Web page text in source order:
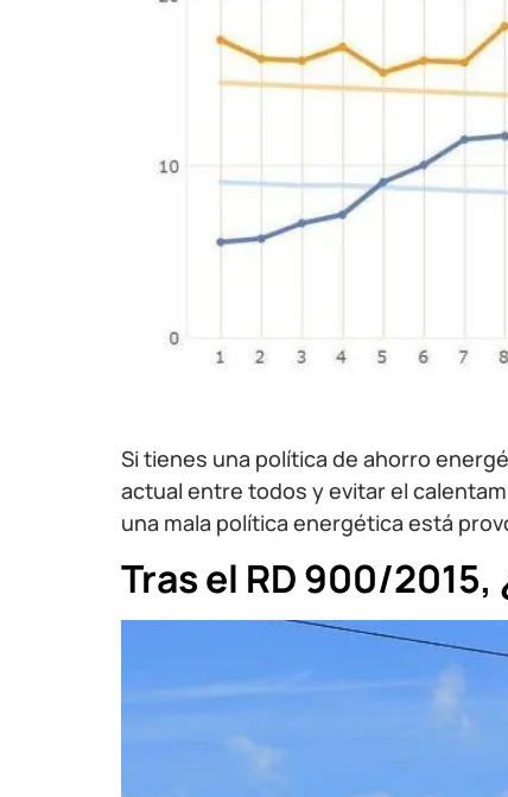
Si tienes una política de ahorro
actual entre todos y evitar el
una mala política energética está
Tras el RD 900/